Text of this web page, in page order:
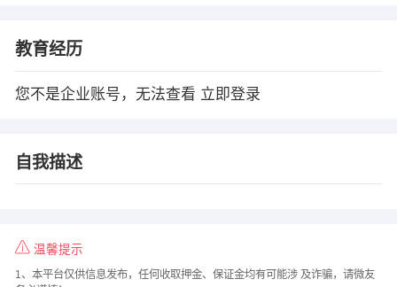
教育经历
您不是企业账号，无法查看 立即登录
自我描述
温馨提示
1、本平台仅供信息发布，任何收取押金、保证金均有可能涉 及诈骗，请微友